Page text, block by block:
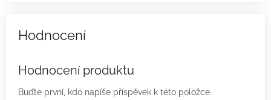
Hodnocení produktu
Buďte první, kdo napíše příspěvek k této položce.